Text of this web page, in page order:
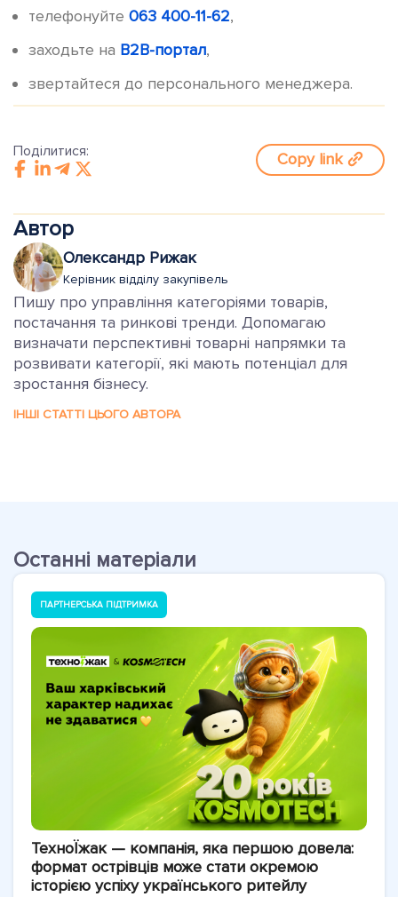
телефонуйте 063 400-11-62,
заходьте на B2B-портал,
звертайтеся до персонального менеджера.
Поділитися: Copy link
Автор
Олександр Рижак
Керівник відділу закупівель
Пишу про управління категоріями товарів,
постачання та ринкові тренди. Допомагаю
визначати перспективні товарні напрямки та
розвивати категорії, які мають потенціал для
зростання бізнесу.
ІНШІ СТАТТІ ЦЬОГО АВТОРА
Останні матеріали
ПАРТНЕРСЬКА ПІДТРИМКА
ТехноЇжак — компанія, яка першою довела:
формат острівців може стати окремою
історією успіху українського ритейлу